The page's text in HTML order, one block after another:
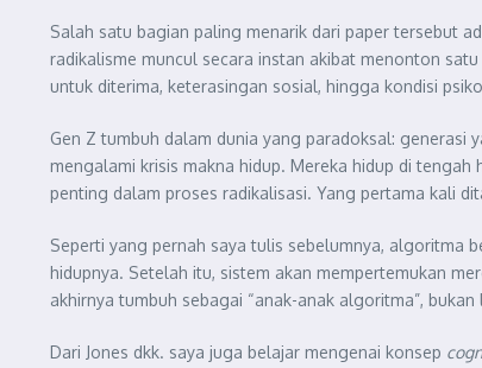
Salah satu bagian paling menarik dari paper tersebut
radikalisme muncul secara instan akibat menonton
untuk diterima, keterasingan sosial, hingga kondisi
Gen Z tumbuh dalam dunia yang paradoksal: generasi
mengalami krisis makna hidup. Mereka hidup di
penting dalam proses radikalisasi. Yang pertama kali
Seperti yang pernah saya tulis sebelumnya, algoritma
hidupnya. Setelah itu, sistem akan mempertemukan
akhirnya tumbuh sebagai “anak-anak algoritma”,
Dari Jones dkk. saya juga belajar mengenai konsep